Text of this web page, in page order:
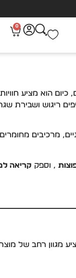
0
כיום הוא מציע חוויות
ריגוש ושבירת
מרכיבים מחומרים
, וספק קריאה
השוק מציע מגוון רחב של